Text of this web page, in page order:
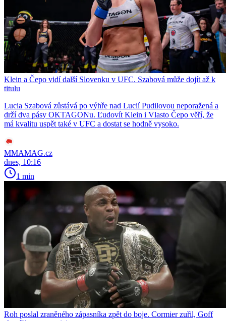
Klein a Čepo vidí další Slovenku v UFC. Szabová může dojít až k
titulu
Lucia Szabová zůstává po výhře nad Lucií Pudilovou neporažená a
drží dva pásy OKTAGONu. Ľudovít Klein i Vlasto Čepo věří, že
má kvalitu uspět také v UFC a dostat se hodně vysoko.
MMAMAG.cz
dnes, 10:16
1 min
Roh poslal zraněného zápasníka zpět do boje. Cormier zuřil, Goff